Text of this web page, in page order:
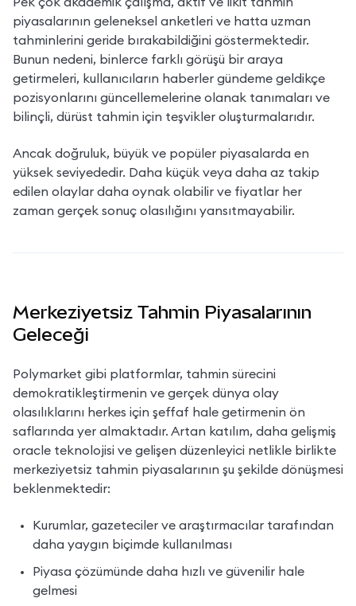
piyasalarının geleneksel anketleri ve hatta uzman
tahminlerini geride bırakabildiğini göstermektedir.
Bunun nedeni, binlerce farklı görüşü bir araya
getirmeleri, kullanıcıların haberler gündeme geldikçe
pozisyonlarını güncellemelerine olanak tanımaları ve
bilinçli, dürüst tahmin için teşvikler oluşturmalarıdır.
Ancak doğruluk, büyük ve popüler piyasalarda en
yüksek seviyededir. Daha küçük veya daha az takip
edilen olaylar daha oynak olabilir ve fiyatlar her
zaman gerçek sonuç olasılığını yansıtmayabilir.
Merkeziyetsiz Tahmin Piyasalarının
Geleceği
Polymarket gibi platformlar, tahmin sürecini
demokratikleştirmenin ve gerçek dünya olay
olasılıklarını herkes için şeffaf hale getirmenin ön
saflarında yer almaktadır. Artan katılım, daha gelişmiş
oracle teknolojisi ve gelişen düzenleyici netlikle birlikte
merkeziyetsiz tahmin piyasalarının şu şekilde dönüşmesi
beklenmektedir:
Kurumlar, gazeteciler ve araştırmacılar tarafından
daha yaygın biçimde kullanılması
Piyasa çözümünde daha hızlı ve güvenilir hale
gelmesi